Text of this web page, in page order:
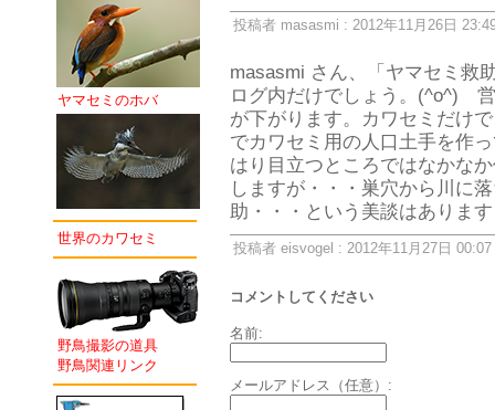
ヤマセミのホバ
世界のカワセミ
野鳥撮影の道具
野鳥関連リンク
投稿者 masasmi : 2012年11月26日
masasmi さん、「ヤマセミ救
ログ内だけでしょう。(^o^)
が下がります。カワセミだけ
でカワセミ用の人口土手を作
はり目立つところではなかな
しますが・・・巣穴から川に
助・・・という美談はありま
投稿者 eisvogel : 2012年11月27日 00:07
コメントしてください
名前:
メールアドレス（任意）: